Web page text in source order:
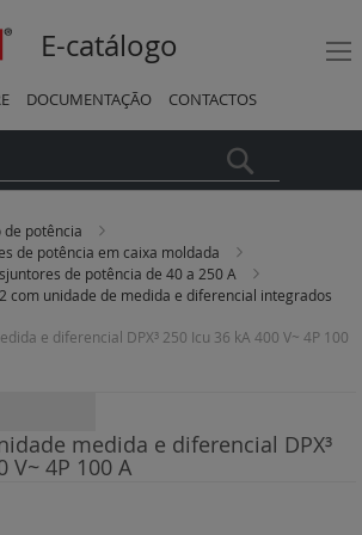
E-catálogo
DOCUMENTAÇÃO CONTACTOS
potência
de potência em caixa moldada
de potência de 40 a 250 A
com unidade de medida e diferencial integrados
e diferencial DPX³ 250 Icu 36 kA 400 V~ 4P 100
medida e diferencial DPX³
V~ 4P 100 A